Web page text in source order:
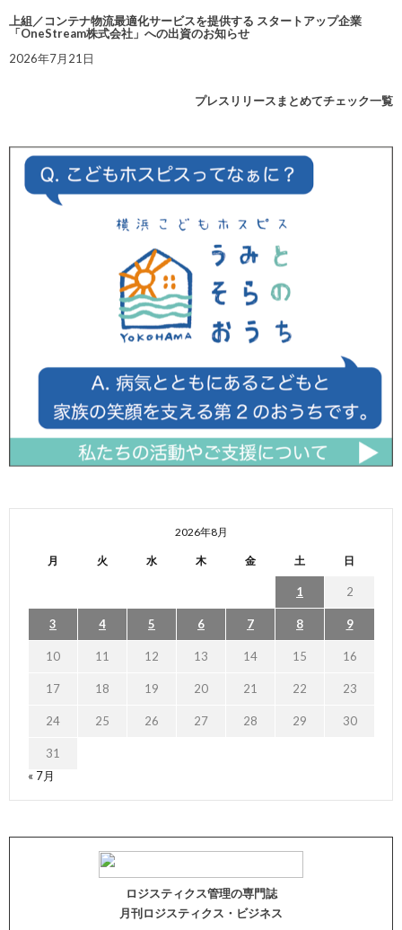
上組／コンテナ物流最適化サービスを提供する スタートアップ企業
「OneStream株式会社」への出資のお知らせ
2026年7月21日
プレスリリースまとめてチェック一覧
2026年8月
月 火 水 木 金 土 日
1 2
3 4 5 6 7 8 9
10 11 12 13 14 15 16
17 18 19 20 21 22 23
24 25 26 27 28 29 30
31
« 7月
ロジスティクス管理の専門誌
月刊ロジスティクス・ビジネス